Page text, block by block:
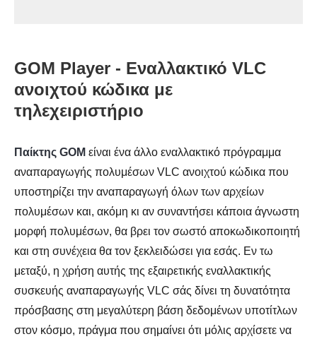
GOM Player - Εναλλακτικό VLC
ανοιχτού κώδικα με
τηλεχειριστήριο
Παίκτης GOM είναι ένα άλλο εναλλακτικό πρόγραμμα
αναπαραγωγής πολυμέσων VLC ανοιχτού κώδικα που
υποστηρίζει την αναπαραγωγή όλων των αρχείων
πολυμέσων και, ακόμη κι αν συναντήσει κάποια άγνωστη
μορφή πολυμέσων, θα βρει τον σωστό αποκωδικοποιητή
και στη συνέχεια θα τον ξεκλειδώσει για εσάς. Εν τω
μεταξύ, η χρήση αυτής της εξαιρετικής εναλλακτικής
συσκευής αναπαραγωγής VLC σάς δίνει τη δυνατότητα
πρόσβασης στη μεγαλύτερη βάση δεδομένων υποτίτλων
στον κόσμο, πράγμα που σημαίνει ότι μόλις αρχίσετε να